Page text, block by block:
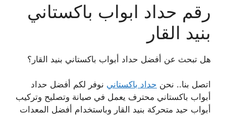
رقم حداد ابواب باكستاني
بنيد القار
هل تبحث عن أفضل حداد أبواب باكستاني بنيد القار؟
اتصل بنا.. نحن حداد باكستاني نوفر لكم أفضل حداد
أبواب باكستاني محترف يعمل في صيانة وتصليح وتركيب
أبواب حيد متحركة بنيد القار وباستخدام أفضل المعدات